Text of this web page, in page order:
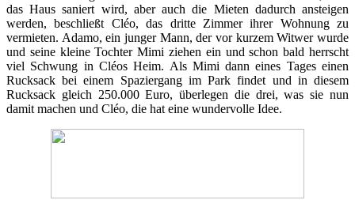
das Haus saniert wird, aber auch die Mieten dadurch ansteigen
werden, beschließt Cléo, das dritte Zimmer ihrer Wohnung zu
vermieten. Adamo, ein junger Mann, der vor kurzem Witwer wurde
und seine kleine Tochter Mimi ziehen ein und schon bald herrscht
viel Schwung in Cléos Heim. Als Mimi dann eines Tages einen
Rucksack bei einem Spaziergang im Park findet und in diesem
Rucksack gleich 250.000 Euro, überlegen die drei, was sie nun
damit machen und Cléo, die hat eine wundervolle Idee.